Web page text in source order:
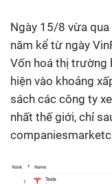
Ngày 15/8 vừa
năm kể từ ngày
Vốn hoá thị trường
hiện vào khoảng
sách các công ty
nhất thế giới, chỉ